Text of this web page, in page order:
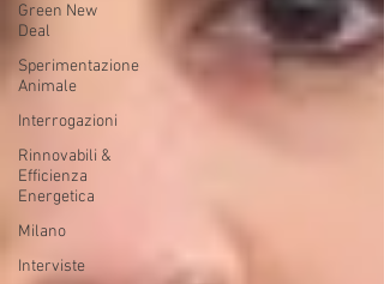
Green New
Deal
Sperimentazione
Animale
Interrogazioni
Rinnovabili &
Efficienza
Energetica
Milano
Interviste